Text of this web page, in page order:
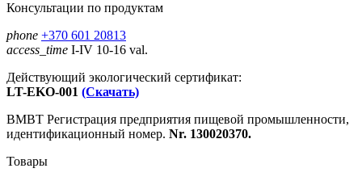
Консультации по продуктам
phone +370 601 20813
access_time I-IV 10-16 val.
Действующий экологический сертификат:
LT-EKO-001 (Скачать)
ВМВТ Регистрация предприятия пищевой промышленности,
идентификационный номер. Nr. 130020370.
Товары